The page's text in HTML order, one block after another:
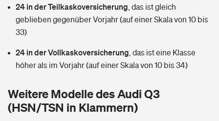
Sie haben Fragen?
Restkreditversicherung
Zur Übersicht
Tools
Hochwasser-Check: Wie gefährdet ist Ihr Haus?
Hundehalter-Haftpflicht
Handyversicherung
Private Cyberversicherung
Tools
Wer versichert was: Jetzt Versicherer finden
Rentenrechner: Wie viel Geld bekomme ich im Alter?
24 in der Teilkaskoversicherung das ist gleich
geblieben gegenüber Vorjahr (auf einer Skala von 10 bis
33)
24 in der Vollkaskoversicherung das ist eine Klasse
höher als im Vorjahr (auf einer Skala von 10 bis 34)
Weitere Modelle des Audi Q3
(HSN/TSN in Klammern)